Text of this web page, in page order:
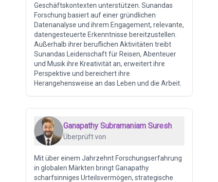
Geschäftskontexten unterstützen. Sunandas
Forschung basiert auf einer gründlichen
Datenanalyse und ihrem Engagement, relevante,
datengesteuerte Erkenntnisse bereitzustellen.
Außerhalb ihrer beruflichen Aktivitäten treibt
Sunandas Leidenschaft für Reisen, Abenteuer
und Musik ihre Kreativität an, erweitert ihre
Perspektive und bereichert ihre
Herangehensweise an das Leben und die Arbeit.
Ganapathy Subramaniam Suresh
Überprüft von
Mit über einem Jahrzehnt Forschungserfahrung
in globalen Märkten bringt Ganapathy
scharfsinniges Urteilsvermögen, strategische